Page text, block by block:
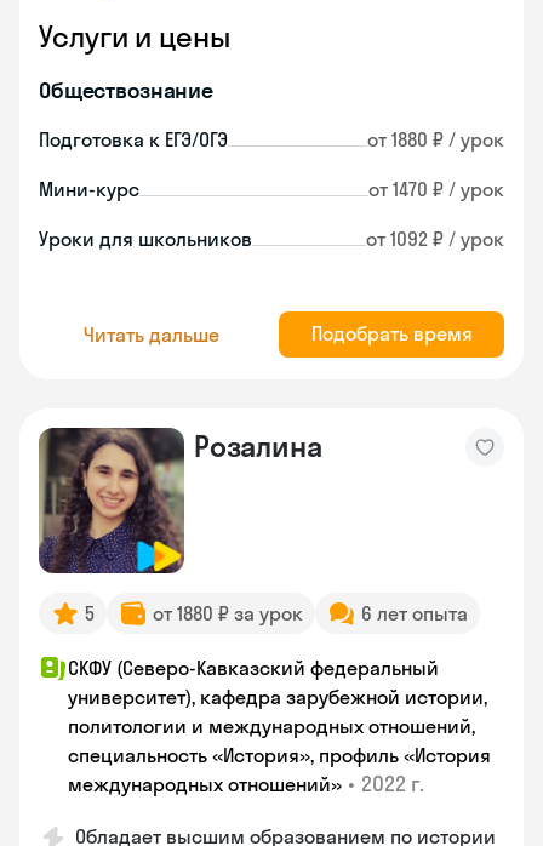
Услуги и цены
Обществознание
Подготовка к ЕГЭ/ОГЭ от 1880 ₽ / урок
Мини-курс от 1470 ₽ / урок
Уроки для школьников от 1092 ₽ / урок
Читать дальше Подобрать время
Розалина
5 от 1880 ₽ за урок 6 лет опыта
СКФУ (Северо-Кавказский федеральный
университет), кафедра зарубежной истории,
политологии и международных отношений,
специальность «История», профиль «История
международных отношений» • 2022 г.
Обладает высшим образованием по истории